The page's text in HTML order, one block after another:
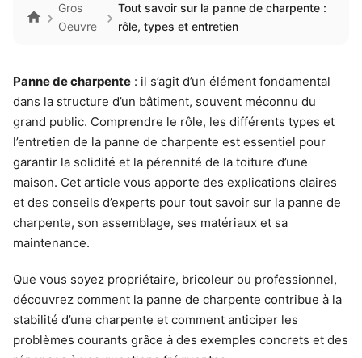
Gros
Oeuvre
Tout savoir sur la panne de charpente :
rôle, types et entretien
Panne de charpente : il s’agit d’un élément fondamental
dans la structure d’un bâtiment, souvent méconnu du
grand public. Comprendre le rôle, les différents types et
l’entretien de la panne de charpente est essentiel pour
garantir la solidité et la pérennité de la toiture d’une
maison. Cet article vous apporte des explications claires
et des conseils d’experts pour tout savoir sur la panne de
charpente, son assemblage, ses matériaux et sa
maintenance.
Que vous soyez propriétaire, bricoleur ou professionnel,
découvrez comment la panne de charpente contribue à la
stabilité d’une charpente et comment anticiper les
problèmes courants grâce à des exemples concrets et des